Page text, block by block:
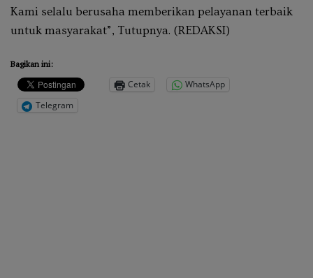
Kami selalu berusaha memberikan pelayanan terbaik
untuk masyarakat”, Tutupnya. (REDAKSI)
Bagikan ini:
Cetak
WhatsApp
Telegram